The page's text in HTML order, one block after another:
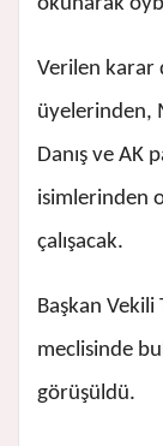
Verilen karar
üyelerinden,
Danış ve AK
isimlerinden
çalışacak.
Başkan Vekili
meclisinde
görüşüldü.